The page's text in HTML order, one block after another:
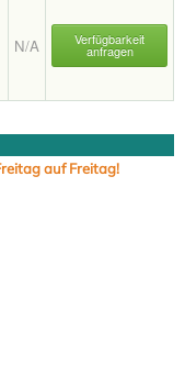
N/A Verfügbarkeit
anfragen
auf Freitag!